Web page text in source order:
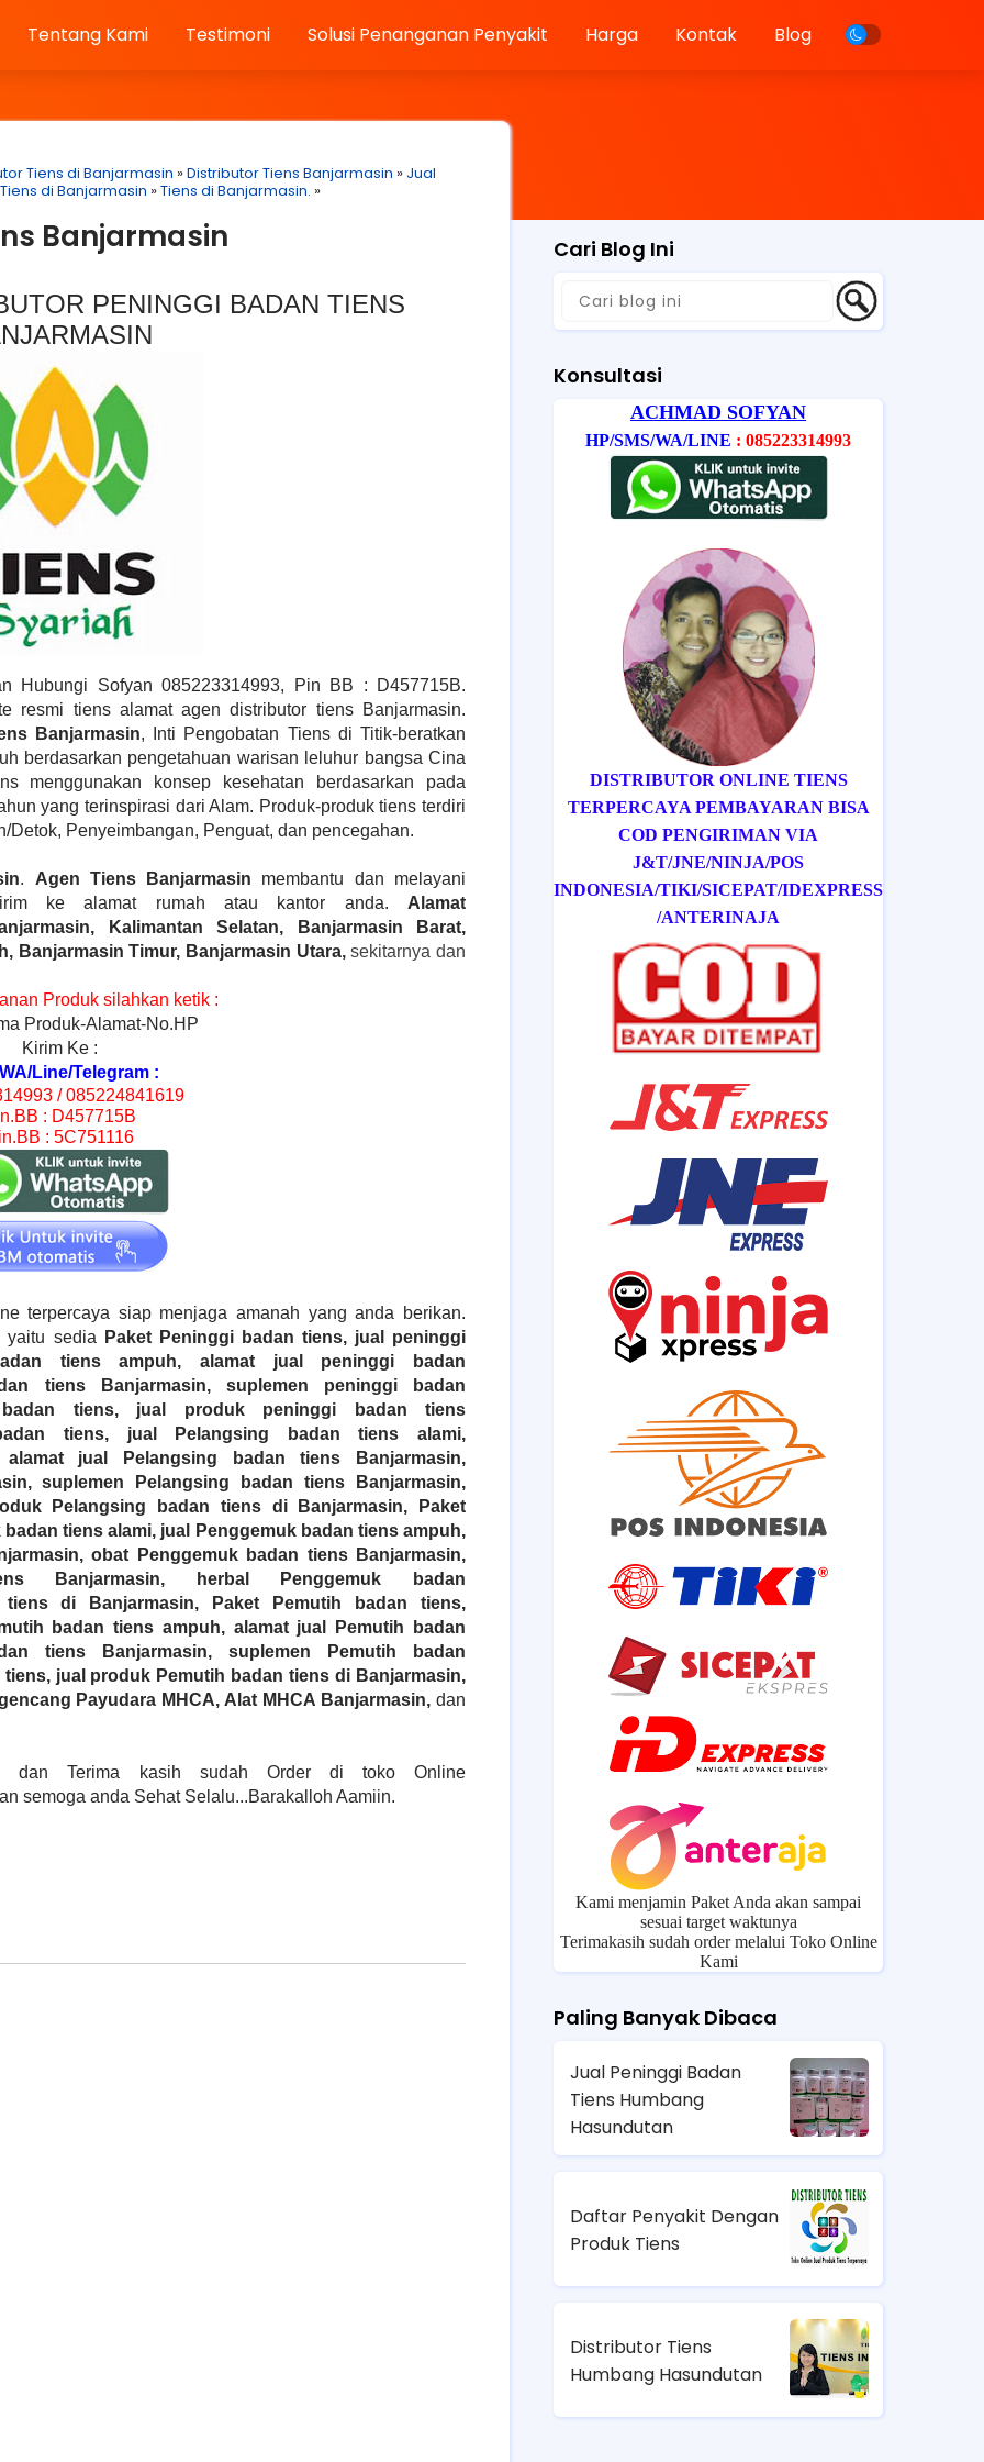
Tentang Kami Testimoni Solusi Penanganan Penyakit Harga Kontak Blog
Tiens di Banjarmasin »Distributor Tiens Banjarmasin » Jual
di Banjarmasin »Tiens di Banjarmasin. »
Banjarmasin
PENINGGI BADAN TIENS
Hubungi Sofyan 085223314993, Pin BB : D457715B.
resmi tiens alamat agen distributor tiens Banjarmasin.
Banjarmasin, Inti Pengobatan Tiens di Titik-beratkan
berdasarkan pengetahuan warisan leluhur bangsa Cina
menggunakan konsep kesehatan berdasarkan pada
yang terinspirasi dari Alam. Produk-produk tiens terdiri
Penyeimbangan, Penguat, dan pencegahan.
. Agen Tiens Banjarmasin membantu dan melayani
ke alamat rumah atau kantor anda. Alamat
Kalimantan Selatan, Banjarmasin Barat,
Banjarmasin Timur, Banjarmasin Utara, sekitarnya dan
Produk silahkan ketik :
Produk-Alamat-No.HP
Kirim Ke :
Line/Telegram :
/ 085224841619
: D457715B
: 5C751116
terpercaya siap menjaga amanah yang anda berikan.
yaitu sedia
Paket Peninggi badan tiens, jual peninggi
tiens ampuh, alamat jual peninggi badan
tiens
Banjarmasin, suplemen peninggi badan
tiens, jual produk peninggi badan tiens
tiens, jual
Pelangsing badan tiens alami,
jual
Pelangsing badan tiens Banjarmasin,
, suplemen Pelangsing badan tiens Banjarmasin,
Pelangsing badan tiens di Banjarmasin,
Paket
badan tiens alami, jual Penggemukbadan tiens ampuh,
, obat Penggemukbadan tiens Banjarmasin,
Banjarmasin, herbal Penggemuk badan
di
Banjarmasin,
Paket Pemutih badan tiens,
badan tiens ampuh, alamat jual Pemutih badan
tiens
Banjarmasin, suplemen Pemutih badan
jual produk Pemutih badan tiens di Banjarmasin,
Payudara MHCA, Alat MHCA Banjarmasin, dan
dan Terima kasih sudah Order di toko Online
semoga anda Sehat Selalu...Barakalloh Aamiin.
Cari Blog Ini
Konsultasi
ACHMAD SOFYAN
HP/SMS/WA/LINE : 085223314993
DISTRIBUTOR ONLINE TIENS
TERPERCAYA PEMBAYARAN BISA
COD PENGIRIMAN VIA
J&T/JNE/NINJA/POS
INDONESIA/TIKI/SICEPAT/IDEXPRESS
/ANTERINAJA
Kami menjamin Paket Anda akan sampai
sesuai target waktunya
Terimakasih sudah order melalui Toko Online
Kami
Paling Banyak Dibaca
Jual Peninggi Badan
Tiens Humbang
Hasundutan
Daftar Penyakit Dengan
Produk Tiens
Distributor Tiens
Humbang Hasundutan